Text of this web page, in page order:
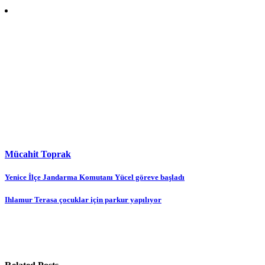
Mücahit Toprak
Yazı
gezinmesi
Yenice İlçe Jandarma Komutanı Yücel göreve başladı
Ihlamur Terasa çocuklar için parkur yapılıyor